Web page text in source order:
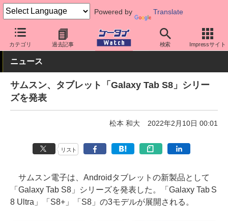
Powered by Translate
カテゴリ 過去記事 検索 Impressサイト
ケータイ Watch OS Android Galaxy
ニュース
サムスン、タブレット「Galaxy Tab S8」シリー
ズを発表
松本 和大 2022年2月10日 00:01
リスト
サムスン電子は、Androidタブレットの新製品として
「Galaxy Tab S8」シリーズを発表した。「Galaxy Tab S
8 Ultra」「S8+」「S8」の3モデルが展開される。